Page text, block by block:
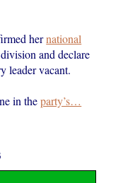
hernational
and declare
leader vacant.
in theparty’s…